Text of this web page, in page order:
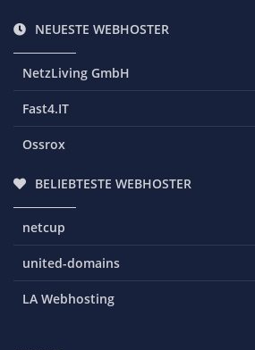
NEUESTE WEBHOSTER
NetzLiving GmbH
Fast4.IT
Ossrox
BELIEBTESTE WEBHOSTER
netcup
united-domains
LA Webhosting